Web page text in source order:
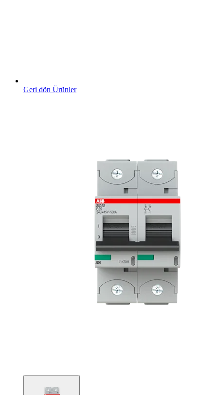
Geri dön Ürünler